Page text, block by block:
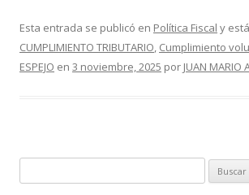
e
b
itt
er
m
p
Esta entrada se publicó en Política Fiscal y
CUMPLIMIENTO TRIBUTARIO, Cumplimiento
ESPEJO en 3 noviembre, 2025 por JUAN MARIO
u